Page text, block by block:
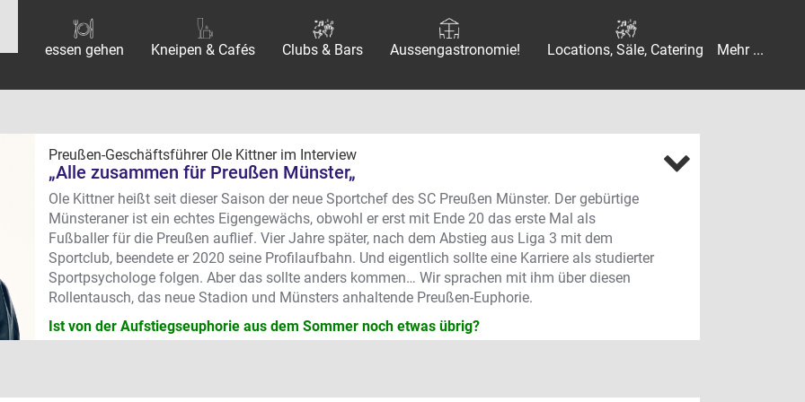
essen gehen Kneipen & Cafés Clubs & Bars Aussengastronomie! Locations, Säle, Catering Mehr ...
Preußen-Geschäftsführer Ole Kittner im Interview
„Alle zusammen für Preußen Münster„
Ole Kittner heißt seit dieser Saison der neue Sportchef des SC Preußen Münster. Der gebürtige
Münsteraner ist ein echtes Eigengewächs, obwohl er erst mit Ende 20 das erste Mal als
Fußballer für die Preußen auflief. Vier Jahre später, nach dem Abstieg aus Liga 3 mit dem
Sportclub, beendete er 2020 seine Profilaufbahn. Und eigentlich sollte eine Karriere als studierter
Sportpsychologe folgen. Aber das sollte anders kommen… Wir sprachen mit ihm über diesen
Rollentausch, das neue Stadion und Münsters anhaltende Preußen-Euphorie.
Ist von der Aufstiegseuphorie aus dem Sommer noch etwas übrig?
Umbaumaßnahmen bis zur Kader-Planung und so weiter. Aber ja, ab und zu denkt man